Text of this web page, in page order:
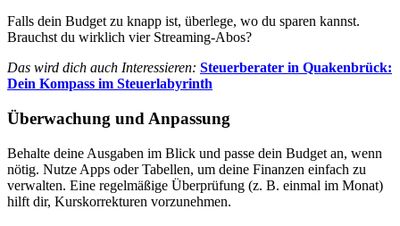
Falls dein Budget zu knapp ist, überlege, wo du sparen kannst.
Brauchst du wirklich vier Streaming-Abos?
Das wird dich auch Interessieren: Steuerberater in Quakenbrück:
Dein Kompass im Steuerlabyrinth
Überwachung und Anpassung
Behalte deine Ausgaben im Blick und passe dein Budget an, wenn
nötig. Nutze Apps oder Tabellen, um deine Finanzen einfach zu
verwalten. Eine regelmäßige Überprüfung (z. B. einmal im Monat)
hilft dir, Kurskorrekturen vorzunehmen.